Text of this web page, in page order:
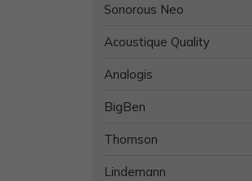
Sonorous Neo
Acoustique Quality
Analogis
BigBen
Thomson
Lindemann